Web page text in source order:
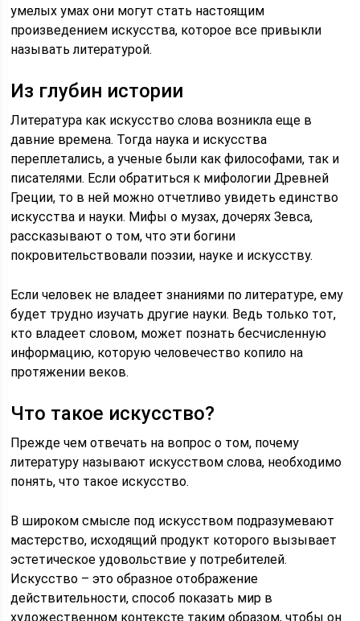
умелых умах они могут стать настоящим
произведением искусства, которое все привыкли
называть литературой.
Из глубин истории
Литература как искусство слова возникла еще в
давние времена. Тогда наука и искусства
переплетались, а ученые были как философами, так и
писателями. Если обратиться к мифологии Древней
Греции, то в ней можно отчетливо увидеть единство
искусства и науки. Мифы о музах, дочерях Зевса,
рассказывают о том, что эти богини
покровительствовали поэзии, науке и искусству.
Если человек не владеет знаниями по литературе, ему
будет трудно изучать другие науки. Ведь только тот,
кто владеет словом, может познать бесчисленную
информацию, которую человечество копило на
протяжении веков.
Что такое искусство?
Прежде чем отвечать на вопрос о том, почему
литературу называют искусством слова, необходимо
понять, что такое искусство.
В широком смысле под искусством подразумевают
мастерство, исходящий продукт которого вызывает
эстетическое удовольствие у потребителей.
Искусство – это образное отображение
действительности, способ показать мир в
художественном контексте таким образом, чтобы он